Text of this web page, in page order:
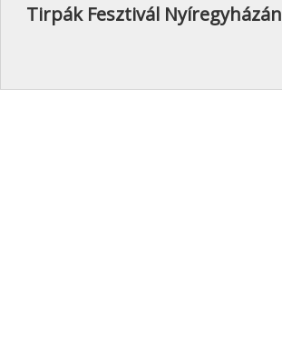
Tirpák Fesztivál Nyíregyházán